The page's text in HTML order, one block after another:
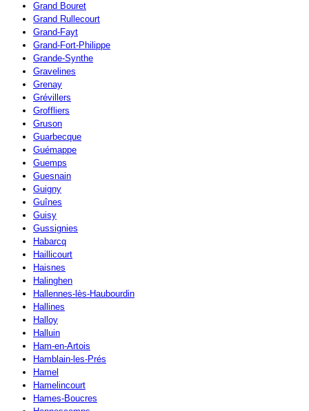
Grand Bouret
Grand Rullecourt
Grand-Fayt
Grand-Fort-Philippe
Grande-Synthe
Gravelines
Grenay
Grévillers
Groffliers
Gruson
Guarbecque
Guémappe
Guemps
Guesnain
Guigny
Guînes
Guisy
Gussignies
Habarcq
Haillicourt
Haisnes
Halinghen
Hallennes-lès-Haubourdin
Hallines
Halloy
Halluin
Ham-en-Artois
Hamblain-les-Prés
Hamel
Hamelincourt
Hames-Boucres